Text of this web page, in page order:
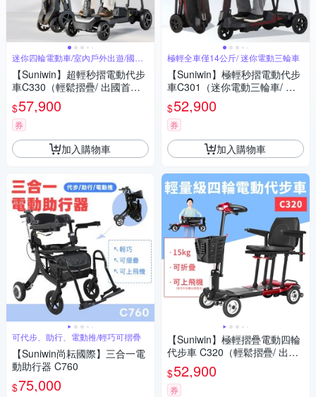
迷你四輪電動車/室內戶外出遊/國內
外旅行
【Suniwin】超輕秒摺電動代步
車C330（輕鬆摺疊/ 出國首選/
老人長輩/ 室內戶外出遊）
$57,900
券
加入購物車
可代步、助行、電動推/輕巧可摺疊
【Suniwin尚耘國際】三合一電
動助行器 C760
$75,000
極輕全車僅14公斤/ 迷你電動三輪車
【Suniwin】極輕秒摺電動代步
車C301（迷你電動三輪車/ 出
國首選/ 老人長輩/ 行動不便）
$52,900
券
加入購物車
【Suniwin】極輕摺疊電動四輪
代步車 C320（輕鬆摺疊/ 出國
首選/ 老人長輩/ 室內戶外出
遊）
$52,900
券